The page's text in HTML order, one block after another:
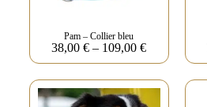
Pam – Collier bleu
38,00€ – 109,00€